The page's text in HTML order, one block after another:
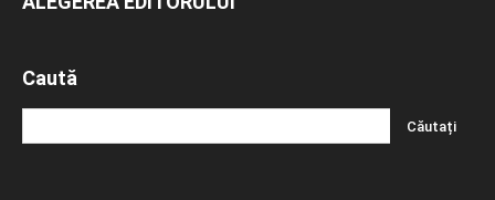
Caută